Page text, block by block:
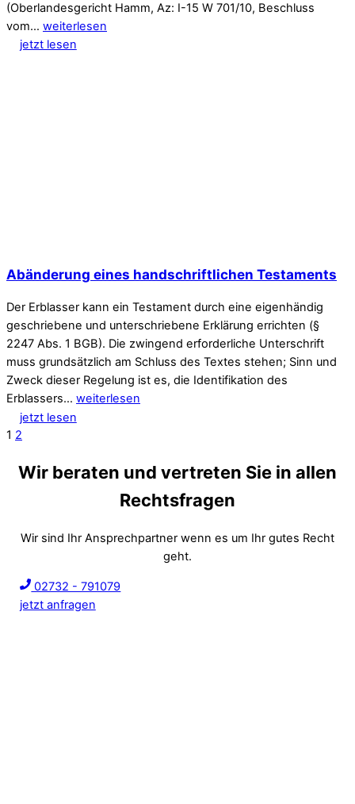
(Oberlandesgericht Hamm, Az: I-15 W 701/10, Beschluss
vom… weiterlesen
jetzt lesen
Abänderung eines handschriftlichen Testaments
Der Erblasser kann ein Testament durch eine eigenhändig
geschriebene und unterschriebene Erklärung errichten (§
2247 Abs. 1 BGB). Die zwingend erforderliche Unterschrift
muss grundsätzlich am Schluss des Textes stehen; Sinn und
Zweck dieser Regelung ist es, die Identifikation des
Erblassers… weiterlesen
jetzt lesen
1 2
Wir beraten und vertreten Sie in allen
Rechtsfragen
Wir sind Ihr Ansprechpartner wenn es um Ihr gutes Recht
geht.
02732 - 791079
jetzt anfragen